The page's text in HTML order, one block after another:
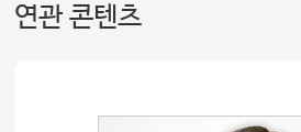
나는 해낼 수 있다고 하면 별
연관 콘텐츠